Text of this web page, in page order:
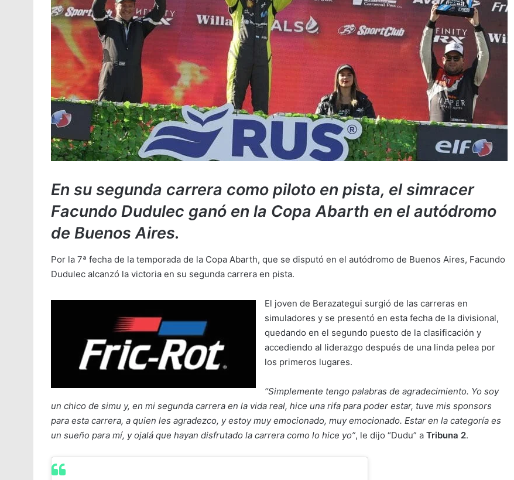
En su segunda carrera como piloto en pista, el simracer
Facundo Dudulec ganó en la Copa Abarth en el autódromo
de Buenos Aires.
Por la 7ª fecha de la temporada de la Copa Abarth, que se disputó en el autódromo de Buenos Aires, Facundo
Dudulec alcanzó la victoria en su segunda carrera en pista.
El joven de Berazategui surgió de las carreras en
simuladores y se presentó en esta fecha de la divisional,
quedando en el segundo puesto de la clasificación y
accediendo al liderazgo después de una linda pelea por
los primeros lugares.
“Simplemente tengo palabras de agradecimiento. Yo soy
un chico de simu y, en mi segunda carrera en la vida real, hice una rifa para poder estar, tuve mis sponsors
para esta carrera, a quien les agradezco, y estoy muy emocionado, muy emocionado. Estar en la categoría es
un sueño para mí, y ojalá que hayan disfrutado la carrera como lo hice yo”, le dijo “Dudu” a Tribuna 2.